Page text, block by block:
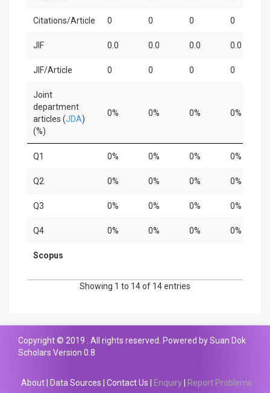
Citations/Article 0 0 0 0
JIF 0.0 0.0 0.0 0.0
JIF/Article 0 0 0 0
Joint
department
articles (JDA)
(%)
0% 0% 0% 0%
Q1 0% 0% 0% 0%
Q2 0% 0% 0% 0%
Q3 0% 0% 0% 0%
Q4 0% 0% 0% 0%
Scopus
Showing 1 to 14 of 14 entries
Copyright © 2019 . All rights reserved. Powered by Suan Dok
Scholars Version 0.8
About Data Sources Contact Us Enquiry Report Problems